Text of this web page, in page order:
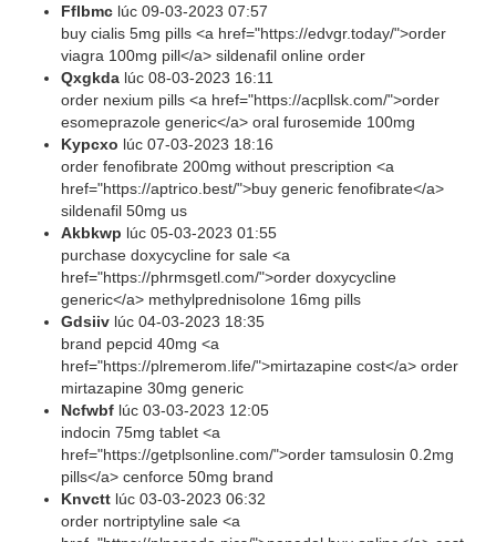
Fflbmc lúc 09-03-2023 07:57
buy cialis 5mg pills <a href="https://edvgr.today/">order
viagra 100mg pill</a> sildenafil online order
Qxgkda lúc 08-03-2023 16:11
order nexium pills <a href="https://acpllsk.com/">order
esomeprazole generic</a> oral furosemide 100mg
Kypcxo lúc 07-03-2023 18:16
order fenofibrate 200mg without prescription <a
href="https://aptrico.best/">buy generic fenofibrate</a>
sildenafil 50mg us
Akbkwp lúc 05-03-2023 01:55
purchase doxycycline for sale <a
href="https://phrmsgetl.com/">order doxycycline
generic</a> methylprednisolone 16mg pills
Gdsiiv lúc 04-03-2023 18:35
brand pepcid 40mg <a
href="https://plremerom.life/">mirtazapine cost</a> order
mirtazapine 30mg generic
Ncfwbf lúc 03-03-2023 12:05
indocin 75mg tablet <a
href="https://getplsonline.com/">order tamsulosin 0.2mg
pills</a> cenforce 50mg brand
Knvctt lúc 03-03-2023 06:32
order nortriptyline sale <a